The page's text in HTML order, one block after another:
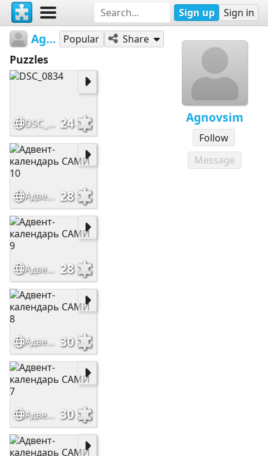
Sign up Sign in
Agnovsim
Follow
Message
Agnovsim Popular Share
Puzzles
DSC_0834 24
Адвент-календарь САМИ 10 28
Адвент-календарь САМИ 9 28
Адвент-календарь САМИ 8 30
Адвент-календарь САМИ 7 30